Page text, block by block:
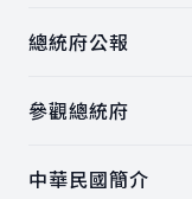
總統府公報
參觀總統府
中華民國簡介